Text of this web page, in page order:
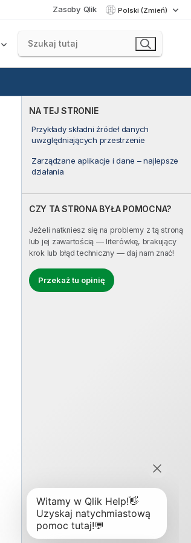
Zasoby Qlik Polski (Zmień)
NA TEJ STRONIE
Przykłady składni źródeł danych
uwzględniających przestrzenie
Zarządzane aplikacje i dane – najlepsze
działania
CZY TA STRONA BYŁA POMOCNA?
Jeżeli natkniesz się na problemy z tą stroną
lub jej zawartością — literówkę, brakujący
krok lub błąd techniczny — daj nam znać!
Przekaż tu opinię